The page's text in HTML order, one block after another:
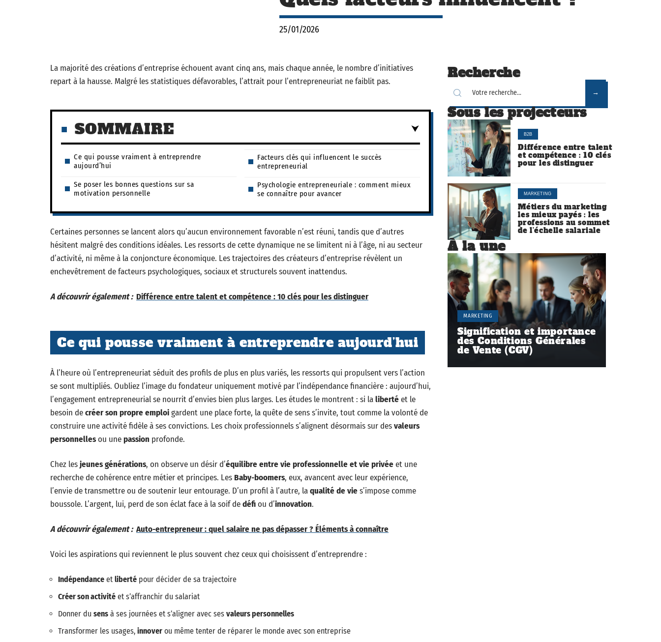
25/01/2026
La majorité des créations d’entreprise échouent avant cinq ans, mais chaque année, le nombre d’initiatives
repart à la hausse. Malgré les statistiques défavorables, l’attrait pour l’entrepreneuriat ne faiblit pas.
SOMMAIRE
Ce qui pousse vraiment à entreprendre
aujourd’hui
Se poser les bonnes questions sur sa
motivation personnelle
Facteurs clés qui influencent le succès
entrepreneurial
Psychologie entrepreneuriale : comment mieux
se connaître pour avancer
Certaines personnes se lancent alors qu’aucun environnement favorable n’est réuni, tandis que d’autres
hésitent malgré des conditions idéales. Les ressorts de cette dynamique ne se limitent ni à l’âge, ni au secteur
d’activité, ni même à la conjoncture économique. Les trajectoires des créateurs d’entreprise révèlent un
enchevêtrement de facteurs psychologiques, sociaux et structurels souvent inattendus.
A découvrir également : Différence entre talent et compétence : 10 clés pour les distinguer
Ce qui pousse vraiment à entreprendre aujourd’hui
À l’heure où l’entrepreneuriat séduit des profils de plus en plus variés, les ressorts qui propulsent vers l’action
se sont multipliés. Oubliez l’image du fondateur uniquement motivé par l’indépendance financière : aujourd’hui,
l’engagement entrepreneurial se nourrit d’envies bien plus larges. Les études le montrent : si lalibertéet le
besoin decréer son propre emploigardent une place forte, la quête de sens s’invite, tout comme la volonté de
construire une activité fidèle à ses convictions. Les choix professionnels s’alignent désormais sur desvaleurs
personnellesou unepassion profonde.
Chez lesjeunes générations, on observe un désir d’équilibre entre vie professionnelle et vie privéeet une
recherche de cohérence entre métier et principes. Les Baby-boomers, eux, avancent avec leur expérience,
l’envie de transmettre ou de soutenir leur entourage. D’un profil à l’autre, laqualité de vies’impose comme
boussole. L’argent, lui, perd de son éclat face à la soif dedéfiou d’innovation.
A découvrir également : Auto-entrepreneur : quel salaire ne pas dépasser ? Éléments à connaître
Voici les aspirations qui reviennent le plus souvent chez ceux qui choisissent d’entreprendre :
Indépendance et liberté pour décider de sa trajectoire
Créer son activité et s’affranchir du salariat
Donner du sens à ses journées et s’aligner avec ses valeurs personnelles
Transformer les usages, innover ou même tenter de réparer le monde avec son entreprise
Recherche
Sous les projecteurs
B2B
Différence entre talent
et compétence : 10 clés
pour les distinguer
MARKETING
Métiers du marketing
les mieux payés : les
professions au sommet
de l’échelle salariale
À la une
MARKETING
Signification et importance
des Conditions Générales
de Vente (CGV)